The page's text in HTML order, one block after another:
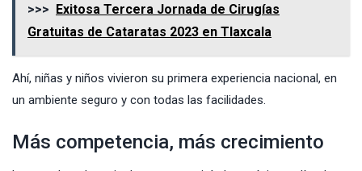
>>> Exitosa Tercera Jornada de Cirugías
Gratuitas de Cataratas 2023 en Tlaxcala
Ahí, niñas y niños vivieron su primera experiencia nacional, en
un ambiente seguro y con todas las facilidades.
Más competencia, más crecimiento